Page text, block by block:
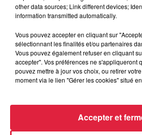
Dans la même série
Mann à
Thierry du Domaine
other data sources; Link different devices;
information transmitted automatically.
Vous pouvez accepter en cliquant sur
sélectionnant les finalités et/ou partenaires
Vous pouvez également refuser en cliquant
accepter". Vos préférences ne s'appliqueront
pouvez mettre à jour vos choix, ou retirer
moment via le lien "Gérer les cookies" situé
Accepter et